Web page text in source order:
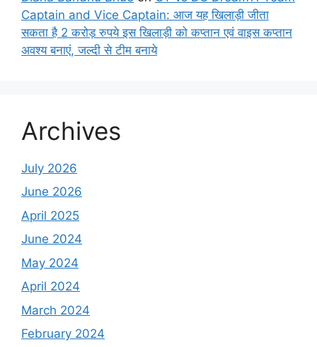
Captain and Vice Captain: आज यह खिलाड़ी जीता
सकता है 2 करोड़ रुपये इस खिलाड़ी को कप्तान एवं वाइस कप्तान
अवश्य बनाएं, जल्दी से टीम बनाये
Archives
July 2026
June 2026
April 2025
June 2024
May 2024
April 2024
March 2024
February 2024